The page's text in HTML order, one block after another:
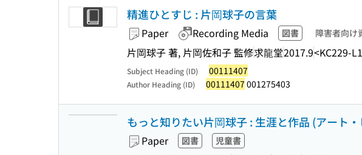
精進ひとすじ : 片岡球子の言葉
Paper Recording Media 図書 障害者向け
片岡球子 著, 片岡佐和子 監修求龍堂2017.9<KC229-
Subject Heading (ID) 00111407
Author Heading (ID) 00111407 001275403
もっと知りたい片岡球子 : 生涯と作品 (アート
Paper 図書 児童書